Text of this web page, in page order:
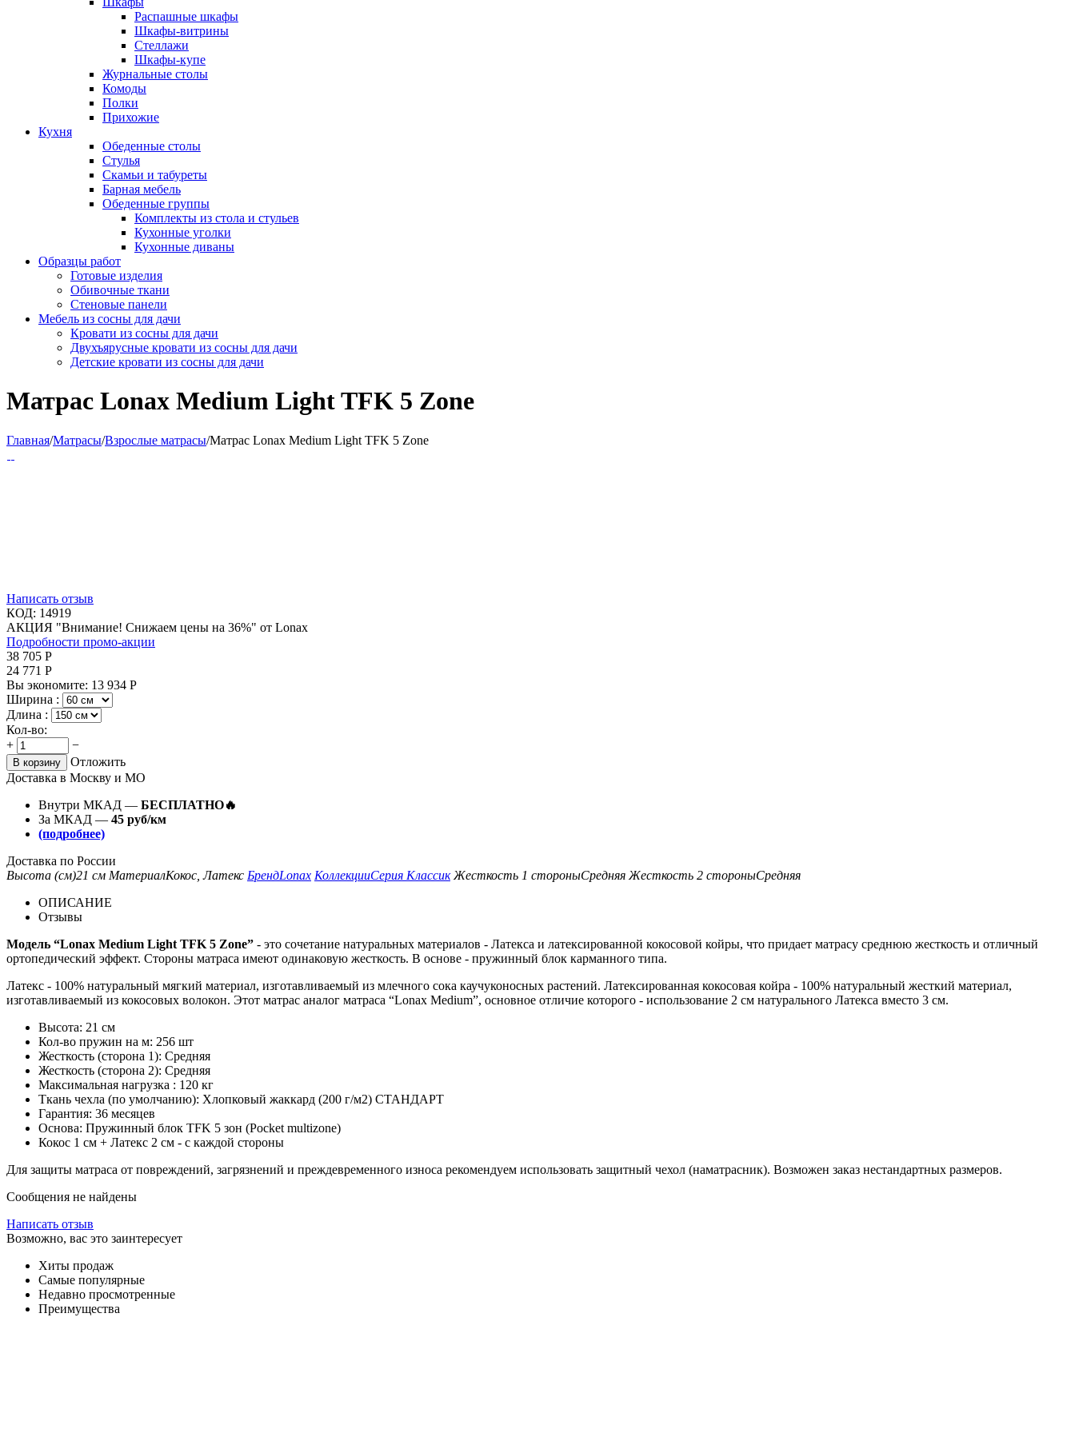
Распашные шкафы
Шкафы-витрины
Стеллажи
Шкафы-купе
Журнальные столы
Комоды
Полки
Прихожие
Кухня
Обеденные столы
Стулья
Скамьи и табуреты
Барная мебель
Обеденные группы
Комплекты из стола и стульев
Кухонные уголки
Кухонные диваны
Образцы работ
Готовые изделия
Обивочные ткани
Стеновые панели
Мебель из сосны для дачи
Кровати из сосны для дачи
Двухъярусные кровати из сосны для дачи
Детские кровати из сосны для дачи
Матрас Lonax Medium Light TFK 5 Zone
Главная/Матрасы/Взрослые матрасы/Матрас Lonax Medium Light TFK 5 Zone
Написать отзыв
КОД: 14919
АКЦИЯ "Внимание! Снижаем цены на 36%" от Lonax
Подробности промо-акции
38 705 Р
24 771 Р
Вы экономите: 13 934 Р
Ширина :
Длина :
Кол-во:
+
−
В корзину
Отложить
Доставка в Москву и МО
Внутри МКАД — БЕСПЛАТНО🔥
За МКАД — 45 руб/км
(подробнее)
Доставка по России
Высота (см)21 см МатериалКокос, Латекс БрендLonax КоллекцииСерия Классик Жесткость 1 стороныСредняя Жесткость 2 стороныСредняя
ОПИСАНИЕ
Отзывы
Модель “Lonax Medium Light TFK 5 Zone” - это сочетание натуральных материалов - Латекса и латексированной кокосовой койры, что придает матрасу среднюю жесткость и отличный
ортопедический эффект. Стороны матраса имеют одинаковую жесткость. В основе - пружинный блок карманного типа.
Латекс - 100% натуральный мягкий материал, изготавливаемый из млечного сока каучуконосных растений. Латексированная кокосовая койра - 100% натуральный жесткий материал,
изготавливаемый из кокосовых волокон. Этот матрас аналог матраса “Lonax Medium”, основное отличие которого - использование 2 см натурального Латекса вместо 3 см.
Высота: 21 см
Кол-во пружин на м: 256 шт
Жесткость (сторона 1): Средняя
Жесткость (сторона 2): Средняя
Максимальная нагрузка : 120 кг
Ткань чехла (по умолчанию): Хлопковый жаккард (200 г/м2) СТАНДАРТ
Гарантия: 36 месяцев
Основа: Пружинный блок TFK 5 зон (Pocket multizone)
Кокос 1 см + Латекс 2 см - с каждой стороны
Для защиты матраса от повреждений, загрязнений и преждевременного износа рекомендуем использовать защитный чехол (наматрасник). Возможен заказ нестандартных размеров.
Сообщения не найдены
Написать отзыв
Возможно, вас это заинтересует
Хиты продаж
Самые популярные
Недавно просмотренные
Преимущества